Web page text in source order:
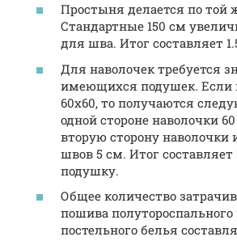
Простыня делается по той
Стандартные 150 см
для шва. Итог составляет
Для наволочек требуется
имеющихся подушек. Если
60х60, то получаются
одной стороне наволочки
вторую сторону наволочки
швов 5 см. Итог составляет
подушку.
Общее количество
пошива
постельного белья